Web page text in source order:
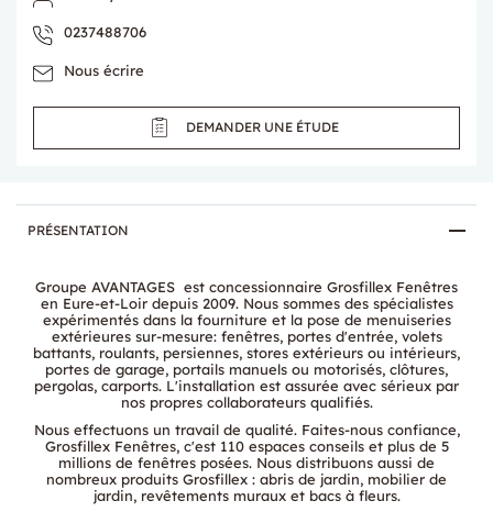
0237488706
Nous écrire
DEMANDER UNE ÉTUDE
PRÉSENTATION
Groupe AVANTAGES est concessionnaire Grosfillex Fenêtres
en Eure-et-Loir depuis 2009. Nous sommes des spécialistes
expérimentés dans la fourniture et la pose de menuiseries
extérieures sur-mesure: fenêtres, portes d'entrée, volets
battants, roulants, persiennes, stores extérieurs ou intérieurs,
portes de garage, portails manuels ou motorisés, clôtures,
pergolas, carports. L'installation est assurée avec sérieux par
nos propres collaborateurs qualifiés.
Nous effectuons un travail de qualité. Faites-nous confiance,
Grosfillex Fenêtres, c'est 110 espaces conseils et plus de 5
millions de fenêtres posées. Nous distribuons aussi de
nombreux produits Grosfillex : abris de jardin, mobilier de
jardin, revêtements muraux et bacs à fleurs.